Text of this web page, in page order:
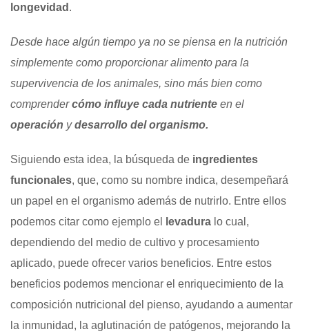
longevidad .
Desde hace algún tiempo ya no se piensa en la nutrición
simplemente como proporcionar alimento para la
supervivencia de los animales, sino más bien como
comprendercómo influye cada nutriente en el
operación ydesarrollo del organismo.
Siguiendo esta idea, la búsqueda de ingredientes
funcionales, que, como su nombre indica, desempeñará
un papel en el organismo además de nutrirlo. Entre ellos
podemos citar como ejemplo el
levadura lo cual,
dependiendo del medio de cultivo y procesamiento
aplicado, puede ofrecer varios beneficios. Entre estos
beneficios podemos mencionar el enriquecimiento de la
composición nutricional del pienso, ayudando a aumentar
la inmunidad, la aglutinación de patógenos, mejorando la